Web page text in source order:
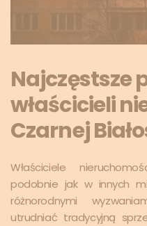
Najczęstsze
właścicieli
Czarnej
Właściciele
podobnie jak w innych
różnorodnymi
utrudniać tradycyjną